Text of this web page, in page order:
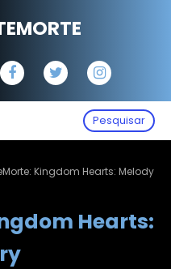
Pesquisar
Kingdom Hearts: Melody
Hearts: